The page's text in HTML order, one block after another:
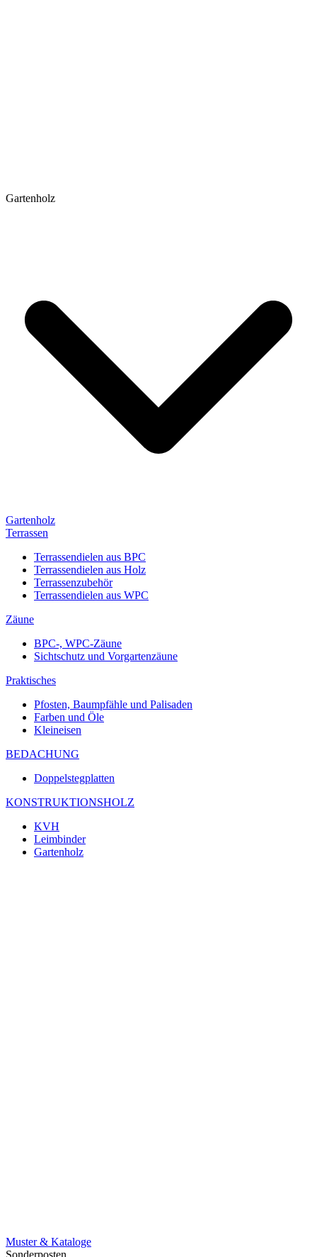
Gartenholz
Gartenholz
Terrassen
Terrassendielen aus BPC
Terrassendielen aus Holz
Terrassenzubehör
Terrassendielen aus WPC
Zäune
BPC-, WPC-Zäune
Sichtschutz und Vorgartenzäune
Praktisches
Pfosten, Baumpfähle und Palisaden
Farben und Öle
Kleineisen
BEDACHUNG
Doppelstegplatten
KONSTRUKTIONSHOLZ
KVH
Leimbinder
Gartenholz
Muster & Kataloge
Sonderposten